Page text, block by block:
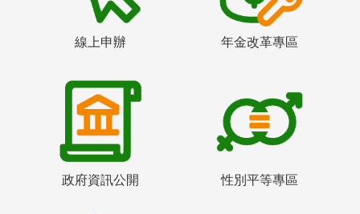
線上申辦 年金改革專區
政府資訊公開 性別平等專區